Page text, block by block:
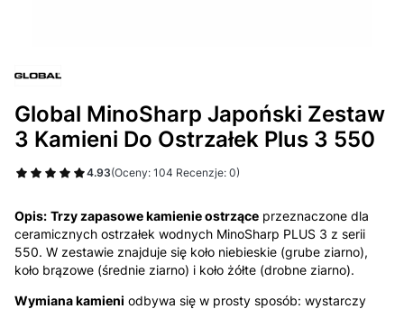
Global MinoSharp Japoński Zestaw
3 Kamieni Do Ostrzałek Plus 3 550
4.93(Oceny: 104 Recenzje: 0)
Opis: Trzy zapasowe kamienie ostrzące przeznaczone dla
ceramicznych ostrzałek wodnych MinoSharp PLUS 3 z serii
550. W zestawie znajduje się koło niebieskie (grube ziarno),
koło brązowe (średnie ziarno) i koło żółte (drobne ziarno).
Wymiana kamieni odbywa się w prosty sposób: wystarczy